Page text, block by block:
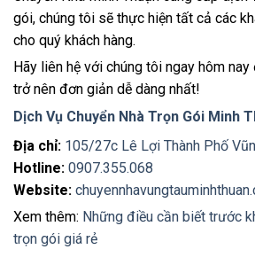
gói, chúng tôi sẽ thực hiện tất cả các
cho quý khách hàng.
Hãy liên hệ với chúng tôi ngay hôm nay
trở nên đơn giản dễ dàng nhất!
Dịch Vụ Chuyển Nhà Trọn Gói Minh
Địa chỉ: 105/27c Lê Lợi Thành Phố
Hotline: 0907.355.068
Website:
Xem thêm: Những điều cần biết trước
trọn gói giá rẻ